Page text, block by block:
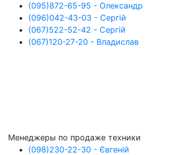
(095)872-65-95 - Олександр
(096)042-43-03 - Сергій
(067)522-52-42 - Сергій
(067)120-27-20 - Владислав
Менеджеры по продаже техники
(098)230-22-30 - Євгеній